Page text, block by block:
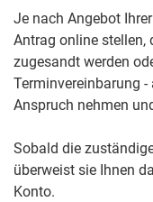
Je nach Angebot
Antrag online stellen,
zugesandt werden
Terminvereinbarung
Anspruch nehmen
Sobald die
überweist sie Ihnen
Konto.